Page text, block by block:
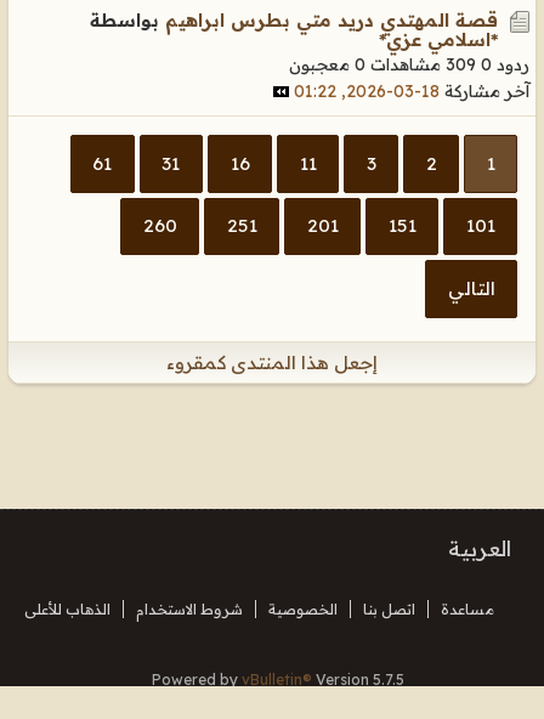
قصة المهتدي دريد متي بطرس ابراهيم بواسطة
*اسلامي عزي*
ردود 0 309 مشاهدات
0 معجبون
آخر مشاركة 18-03-2026, 01:22
1
2
3
11
16
31
61
101
151
201
251
260
التالي
إجعل هذا المنتدى كمقروء
العربية
مساعدة اتصل بنا الخصوصية شروط الاستخدام الذهاب للأعلى
Powered by vBulletin® Version 5.7.5